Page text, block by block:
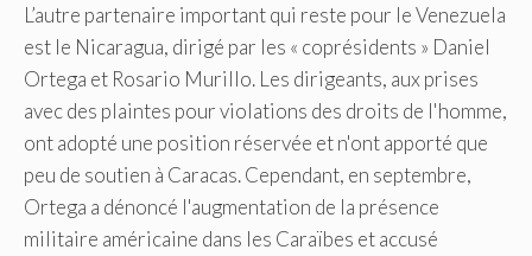
L’autre partenaire important qui reste pour le Venezuela
est le Nicaragua, dirigé par les « coprésidents » Daniel
Ortega et Rosario Murillo. Les dirigeants, aux prises
avec des plaintes pour violations des droits de l'homme,
ont adopté une position réservée et n'ont apporté que
peu de soutien à Caracas. Cependant, en septembre,
Ortega a dénoncé l'augmentation de la présence
militaire américaine dans les Caraïbes et accusé